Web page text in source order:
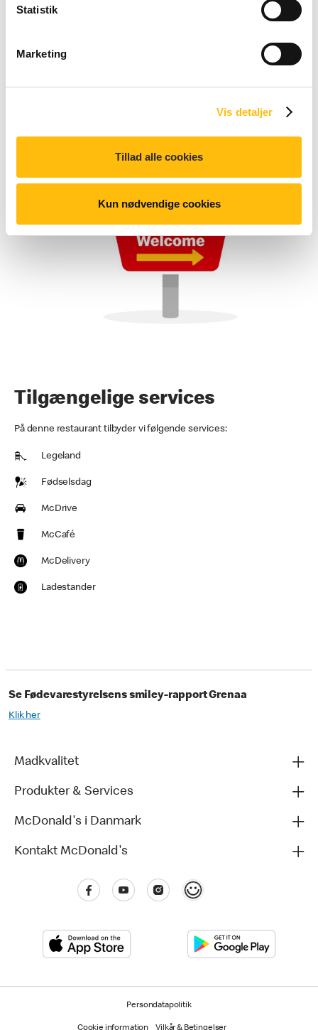
Statistik
Marketing
Vis detaljer
Tillad alle cookies
Kun nødvendige cookies
Tilgængelige services
På denne restaurant tilbyder vi følgende services:
Legeland
Fødselsdag
McDrive
McCafé
McDelivery
Ladestander
Se Fødevarestyrelsens smiley-rapport Grenaa
Klik her
Madkvalitet
Produkter & Services
McDonald's i Danmark
Kontakt McDonald's
Persondatapolitik